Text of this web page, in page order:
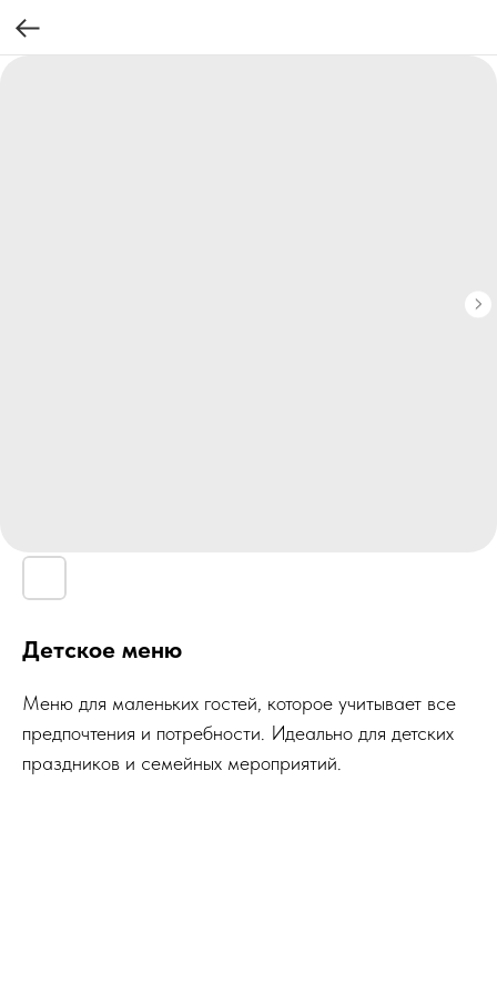
Детское меню
Меню для маленьких гостей, которое учитывает все
предпочтения и потребности. Идеально для детских
праздников и семейных мероприятий.